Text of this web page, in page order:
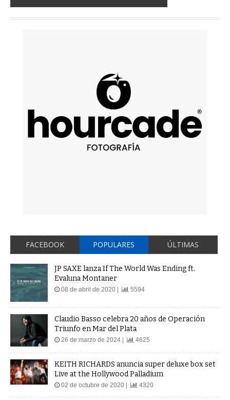
FACEBOOK POPULARES ÚLTIMAS
JP SAXE lanza If The World Was Ending ft.
Evaluna Montaner
08 de abril de 2020 | 5594
Claudio Basso celebra 20 años de Operación
Triunfo en Mar del Plata
26 de marzo de 2024 | 4625
KEITH RICHARDS anuncia super deluxe box set
Live at the Hollywood Palladium
02 de octubre de 2020 | 4320